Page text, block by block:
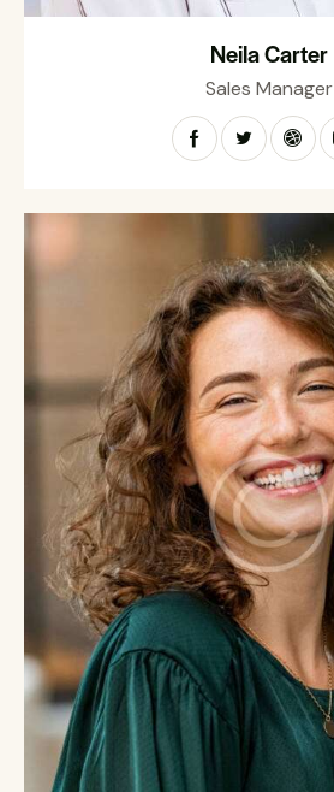
Neila Carter
Sales Manager